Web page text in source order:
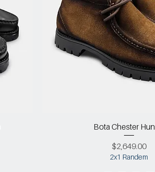
Bota Chester
Precio
$2,649.00
2x1 Randem